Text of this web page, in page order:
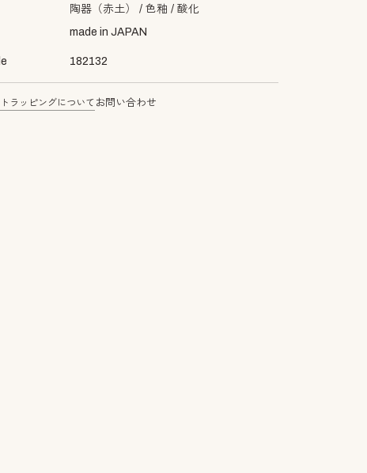
陶器（赤土） 色釉
酸化
made in JAPAN
182132
ラッピングについて お問い合わせ